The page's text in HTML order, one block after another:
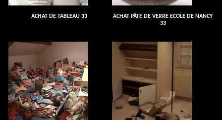
ACHAT DE TABLEAU 33
ACHAT PÂTE DE VERRE ECOLE DE NANCY
33